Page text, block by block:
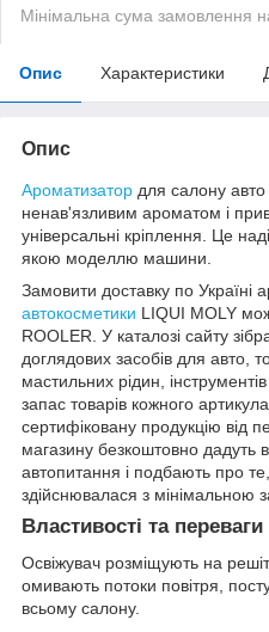
Мінімальна сума замовлення
Опис Характеристики
Опис
Ароматизатор для салону
ненав'язливим ароматом і
універсальні кріплення. Це
якою моделлю машини.
Замовити доставку по Україні
автокосметики LIQUI MOLY
ROOLER. У каталозі сайту
доглядових засобів для авто,
мастильних рідин, інструментів
запас товарів кожного
сертифіковану продукцію від
магазину безкоштовно дадуть
автопитання і подбають про
здійснювалася з мінімальною
Властивості та переваги
Освіжувач розміщують на
омивають потоки повітря,
всьому салону.